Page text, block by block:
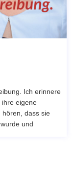
Ich erinnere
ihre eigene
hören, dass sie
und